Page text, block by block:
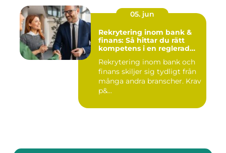
05. jun
Rekrytering inom bank &
finans: Så hittar du rätt
kompetens i en reglerad
Rekrytering inom bank och
finans skiljer sig tydligt från
många andra branscher. Krav
p&...